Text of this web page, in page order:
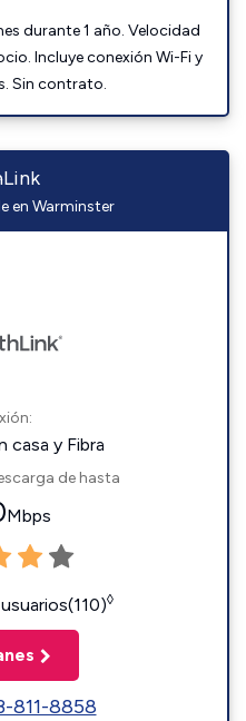
durante 1 año. Velocidad
Incluye conexión Wi-Fi y
Sin contrato.
en Warminster
casa y Fibra
de hasta
Mbps
◊
811-8858